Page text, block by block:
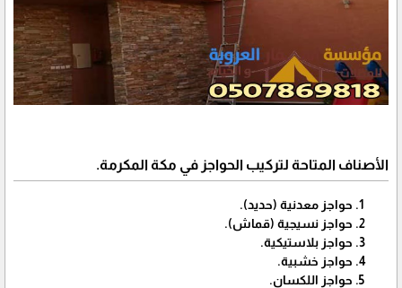
الأصناف المتاحة لتركيب الحواجز في مكة المكرمة.
حواجز معدنية (حديد).
حواجز نسيجية (قماش).
حواجز بلاستيكية.
حواجز خشبية.
حواجز اللكسان.